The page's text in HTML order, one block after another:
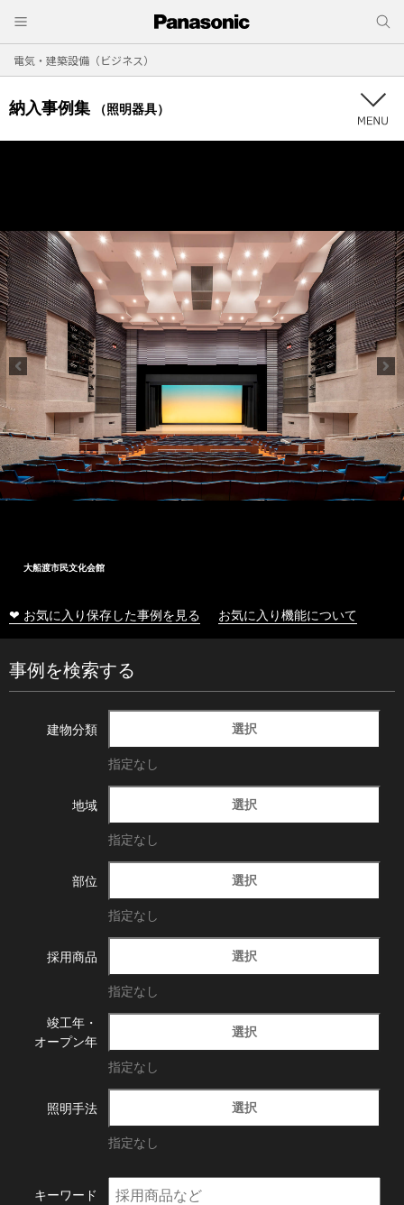
電気・建築設備（ビジネス）
納入事例集 （照明器具）
大船渡市民文化会館
❤ お気に入り保存した事例を見る お気に入り機能について
事例を検索する
建物分類 選択
指定なし
地域 選択
指定なし
部位 選択
指定なし
採用商品 選択
指定なし
竣工年・
オープン年
選択
指定なし
照明手法 選択
指定なし
キーワード